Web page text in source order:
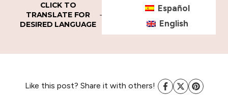
CLICK TO
TRANSLATE FOR
DESIRED LANGUAGE
Español
English
Like this post? Share it with others!